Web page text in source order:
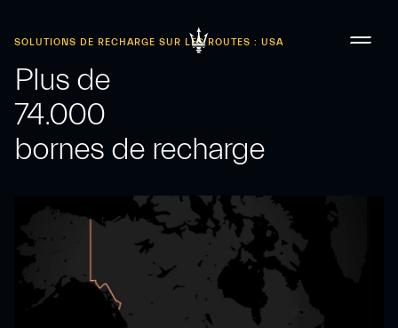
SOLUTIONS DE RECHARGE SUR LES ROUTES : USA
Plus de
74.000
bornes de recharge